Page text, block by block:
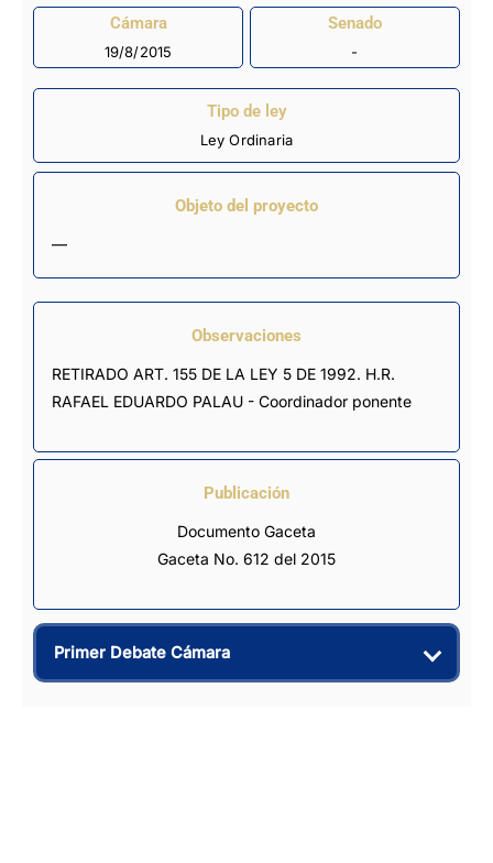
Cámara
19/8/2015
Senado
-
Tipo de ley
Ley Ordinaria
Objeto del proyecto
—
Observaciones
RETIRADO ART. 155 DE LA LEY 5 DE 1992. H.R.
RAFAEL EDUARDO PALAU - Coordinador ponente
Publicación
Documento Gaceta
Gaceta No. 612 del 2015
Primer Debate Cámara